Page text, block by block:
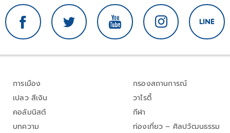
การเมือง
เปลว สีเงิน
คอลัมนิสต์
บทความ
กรองสถานการณ์
วาไรตี้
กีฬา
ท่องเที่ยว – ศิลปวัฒนธรรม